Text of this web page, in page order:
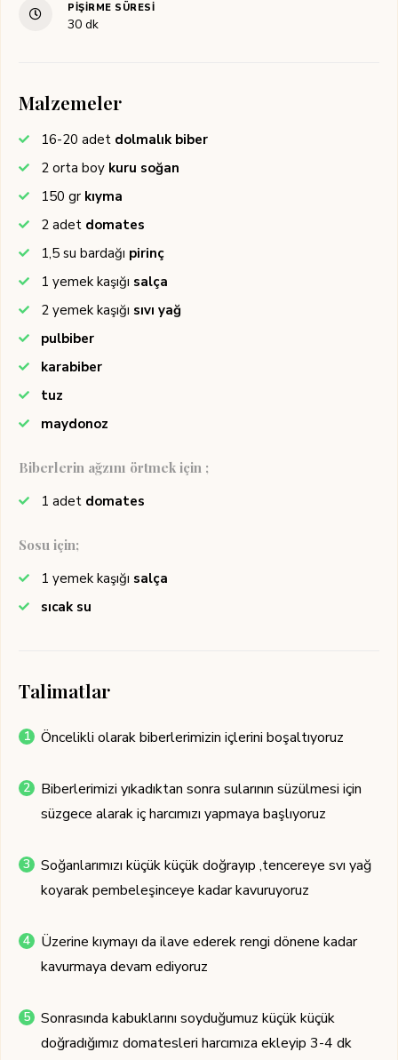
PIŞIRME SÜRESI
30dakika
dk
Malzemeler
16-20 adet dolmalık biber
2 orta boy kuru soğan
150 gr kıyma
2 adet domates
1,5 su bardağı pirinç
1 yemek kaşığı salça
2 yemek kaşığı sıvı yağ
pulbiber
karabiber
tuz
maydonoz
Biberlerin ağzını örtmek için ;
1 adet domates
Sosu için;
1 yemek kaşığı salça
sıcak su
Talimatlar
Öncelikli olarak biberlerimizin içlerini boşaltıyoruz
Biberlerimizi yıkadıktan sonra sularının süzülmesi için
süzgece alarak iç harcımızı yapmaya başlıyoruz
Soğanlarımızı küçük küçük doğrayıp ,tencereye svı yağ
koyarak pembeleşinceye kadar kavuruyoruz
Üzerine kıymayı da ilave ederek rengi dönene kadar
kavurmaya devam ediyoruz
Sonrasında kabuklarını soyduğumuz küçük küçük
doğradığımız domatesleri harcımıza ekleyip 3-4 dk